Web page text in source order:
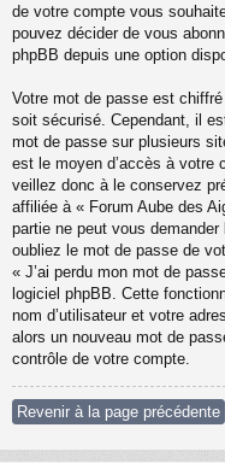
de votre compte vous
pouvez décider de vous
phpBB depuis une option
Votre mot de passe est
soit sécurisé. Cependant, il
mot de passe sur plusieurs
est le moyen d’accès à votre
veillez donc à le conservez
affiliée à « Forum Aube des
partie ne peut vous
oubliez le mot de passe de
« J’ai perdu mon mot de
logiciel phpBB. Cette
nom d’utilisateur et votre
alors un nouveau mot de
contrôle de votre compte.
Revenir à la page précédente